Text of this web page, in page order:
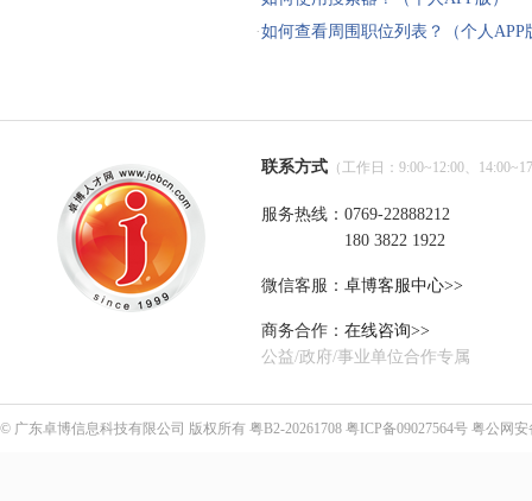
·如何查看周围职位列表？（个人APP
联系方式 （工作日：9:00~12:00、
服务热线：0769-22888212
180 3822 1922
微信客服： 卓博客服中心>>
商务合作： 在线咨询>>
公益/政府/事业单位合作专属
© 广东卓博信息科技有限公司 版权所有 粤B2-20261708 粤ICP备09027564号 粤公网安